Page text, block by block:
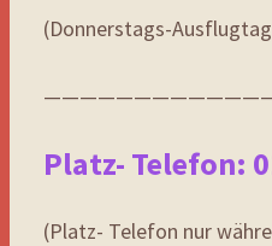
(Donnerstags-
Platz- Telefon:
(Platz- Telefon nur